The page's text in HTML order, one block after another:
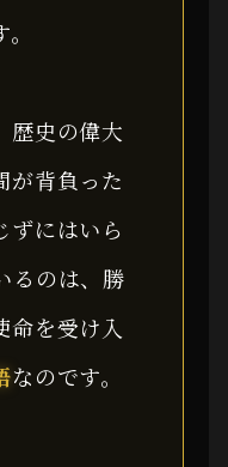
歴史の偉大
が背負った
ずにはいら
るのは、勝
を受け入
なのです。